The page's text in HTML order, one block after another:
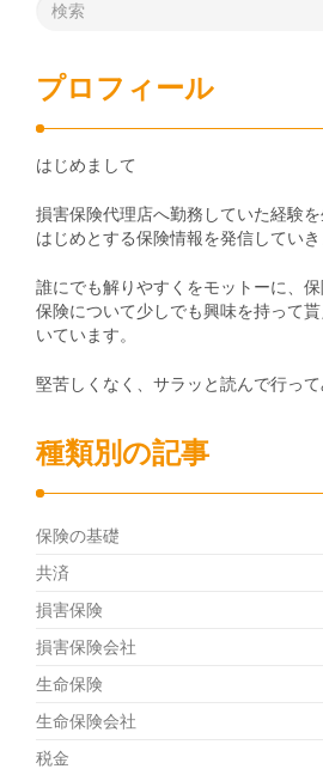
プロフィール
はじめまして
損害保険代理店へ勤務していた経験
はじめとする保険情報を発信していき
誰にでも解りやすくをモットーに、
保険について少しでも興味を持って
いています。
堅苦しくなく、サラッと読んで行って
種類別の記事
保険の基礎
共済
損害保険
損害保険会社
生命保険
生命保険会社
税金